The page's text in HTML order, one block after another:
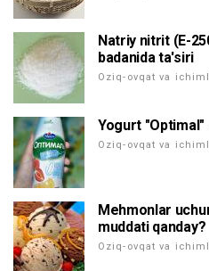
Natriy nitrit (E-
badanida ta'siri
Oziq-ovqat va
Yogurt
Oziq-ovqat va
Mehmonlar
muddati qanday?
Oziq-ovqat va